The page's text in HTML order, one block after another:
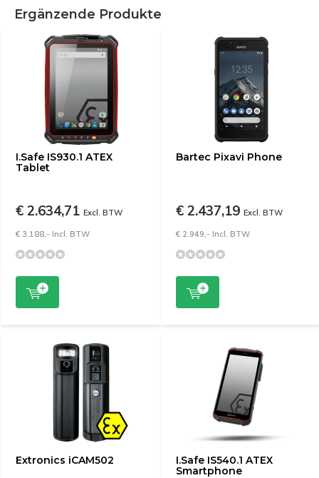
Ergänzende Produkte
I.Safe IS930.1 ATEX
Tablet
€ 2.634,71 Excl. BTW
€ 3.188,- Incl. BTW
Bartec Pixavi Phone
€ 2.437,19 Excl. BTW
€ 2.949,- Incl. BTW
Extronics iCAM502
I.Safe IS540.1 ATEX
Smartphone